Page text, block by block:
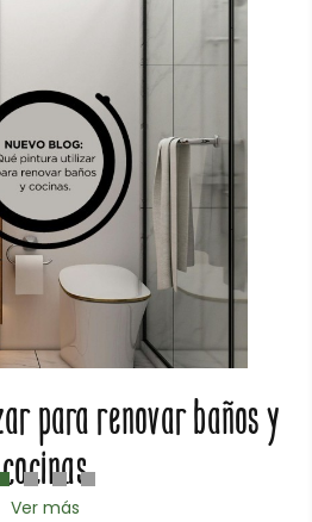
para renovar baños y
cocinas
Ver más